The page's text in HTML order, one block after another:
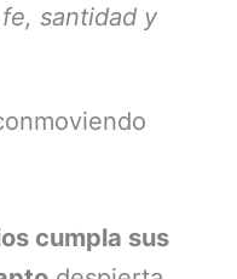
santidad y
cumpla sus